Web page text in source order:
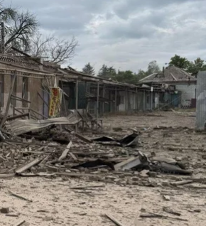
Филашкин.
Еще двое мужчин получили
и повреждены четыре